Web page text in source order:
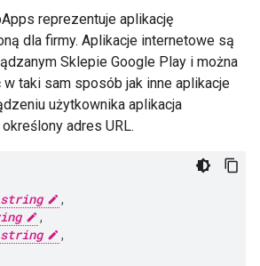
reprezentuje aplikację
dla firmy. Aplikacje internetowe są
Sklepie Google Play i można
taki sam sposób jak inne aplikacje
użytkownika aplikacja
adres URL.
string
,
,
string
,